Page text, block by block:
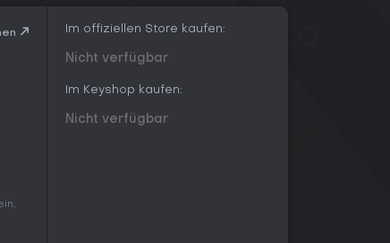
Im offiziellen Store kaufen:
Nicht verfügbar
Im Keyshop kaufen:
Nicht verfügbar